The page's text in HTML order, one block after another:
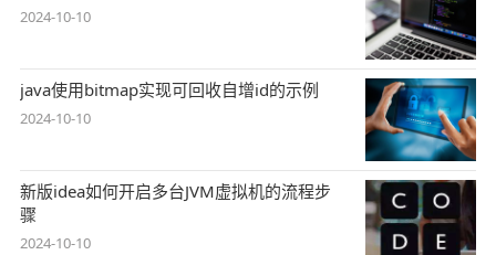
2024-10-10
java使用bitmap实现可回收自增id的示例
2024-10-10
新版idea如何开启多台JVM虚拟机的流程步
骤
2024-10-10